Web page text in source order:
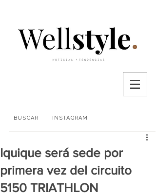
BUSCAR INSTAGRAM
Iquique será sede por
primera vez del circuito
5150 TRIATHLON